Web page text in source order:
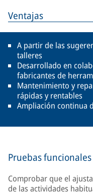
Ventajas
A partir de las
talleres
Desarrollado en
fabricantes de
Mantenimiento y
rápidas y rentables
Ampliación continua
Pruebas
Comprobar que el
de las actividades